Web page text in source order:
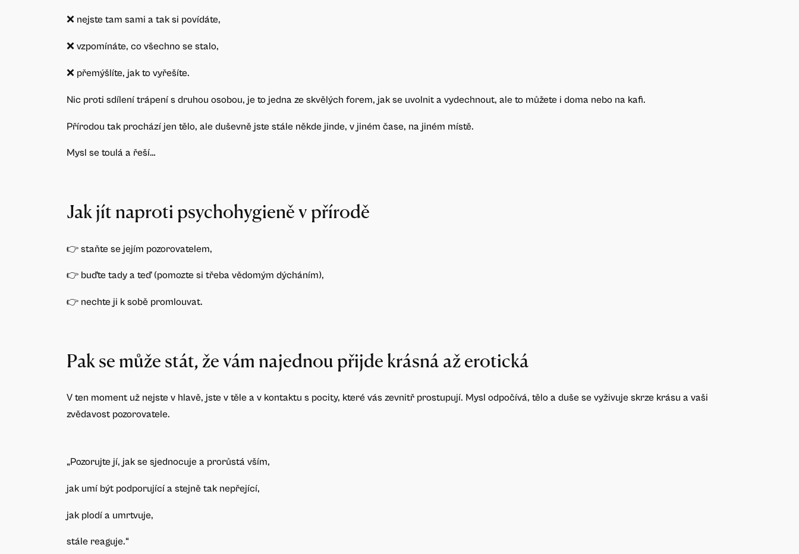
❌ nejste tam sami a tak si povídáte,
❌ vzpomínáte, co všechno se stalo,
❌ přemýšlíte, jak to vyřešíte.
Nic proti sdílení trápení s druhou osobou, je to jedna ze skvělých forem, jak se uvolnit a vydechnout, ale to můžete i doma nebo na kafi.
Přírodou tak prochází jen tělo, ale duševně jste stále někde jinde, v jiném čase, na jiném místě.
Mysl se toulá a řeší…
Jak jít naproti psychohygieně v přírodě
👉 staňte se jejím pozorovatelem,
👉 buďte tady a teď (pomozte si třeba vědomým dýcháním),
👉 nechte ji k sobě promlouvat.
Pak se může stát, že vám najednou přijde krásná až erotická
V ten moment už nejste v hlavě, jste v těle a v kontaktu s pocity, které vás zevnitř prostupují. Mysl odpočívá, tělo a duše se vyživuje skrze krásu a vaši
zvědavost pozorovatele.
„Pozorujte jí, jak se sjednocuje a prorůstá vším,
jak umí být podporující a stejně tak nepřející,
jak plodí a umrtvuje,
stále reaguje.“